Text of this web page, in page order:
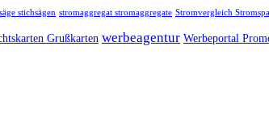
stichsägen stromaggregat stromaggregate Stromvergleich
Grußkarten werbeagentur Werbeportal